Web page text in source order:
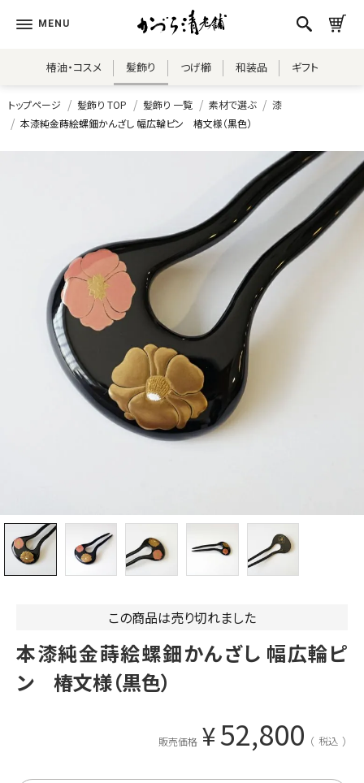
椿油・コスメ 髪飾り つげ櫛 和装品 ギフト
トップページ 髪飾り TOP 髪飾り 一覧 素材で選ぶ
漆
本漆純金蒔絵螺鈿かんざし 幅広輪ピン 椿文様（黒色）
この商品は売り切れました
本漆純金蒔絵螺鈿かんざし 幅広輪ピ
ン 椿文様（黒色）
販売価格 ¥52,800 税込